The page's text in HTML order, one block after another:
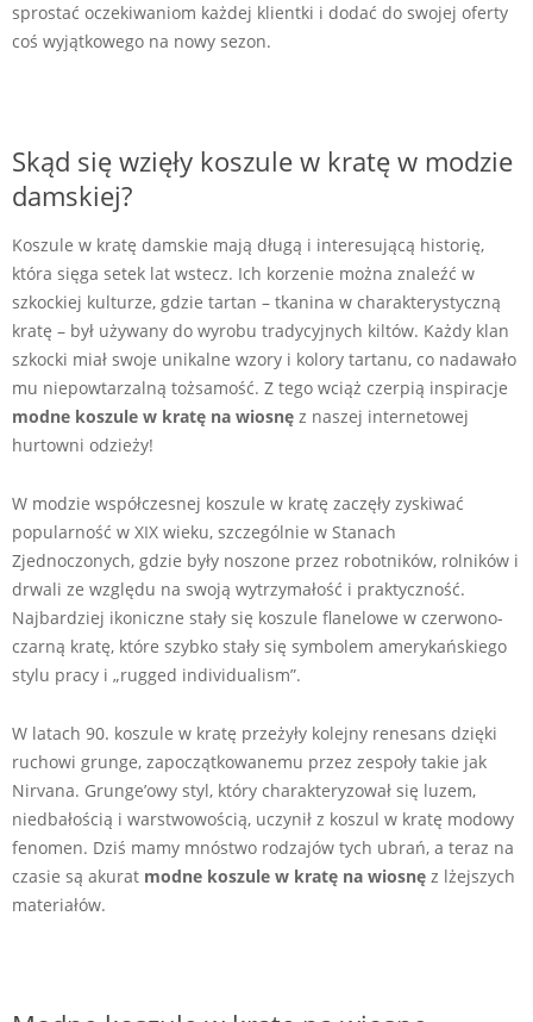
sprostać oczekiwaniom każdej klientki i dodać do swojej oferty
coś wyjątkowego na nowy sezon.
Skąd się wzięły koszule w kratę w modzie
damskiej?
Koszule w kratę damskie mają długą i interesującą historię,
która sięga setek lat wstecz. Ich korzenie można znaleźć w
szkockiej kulturze, gdzie tartan – tkanina w charakterystyczną
kratę – był używany do wyrobu tradycyjnych kiltów. Każdy klan
szkocki miał swoje unikalne wzory i kolory tartanu, co nadawało
mu niepowtarzalną tożsamość. Z tego wciąż czerpią inspiracje
modne koszule w kratę na wiosnę z naszej internetowej
hurtowni odzieży!
W modzie współczesnej koszule w kratę zaczęły zyskiwać
popularność w XIX wieku, szczególnie w Stanach
Zjednoczonych, gdzie były noszone przez robotników, rolników i
drwali ze względu na swoją wytrzymałość i praktyczność.
Najbardziej ikoniczne stały się koszule flanelowe w czerwono-
czarną kratę, które szybko stały się symbolem amerykańskiego
stylu pracy i „rugged individualism”.
W latach 90. koszule w kratę przeżyły kolejny renesans dzięki
ruchowi grunge, zapoczątkowanemu przez zespoły takie jak
Nirvana. Grunge’owy styl, który charakteryzował się luzem,
niedbałością i warstwowością, uczynił z koszul w kratę modowy
fenomen. Dziś mamy mnóstwo rodzajów tych ubrań, a teraz na
czasie są akurat modne koszule w kratę na wiosnę z lżejszych
materiałów.